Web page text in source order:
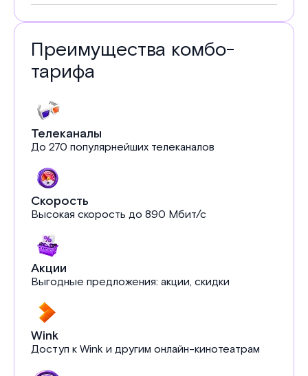
Преимущества комбо-
тарифа
Телеканалы
До 270 популярнейших телеканалов
Скорость
Высокая скорость до 890 Мбит/с
Акции
Выгодные предложения: акции, скидки
Wink
Доступ к Wink и другим онлайн-кинотеатрам